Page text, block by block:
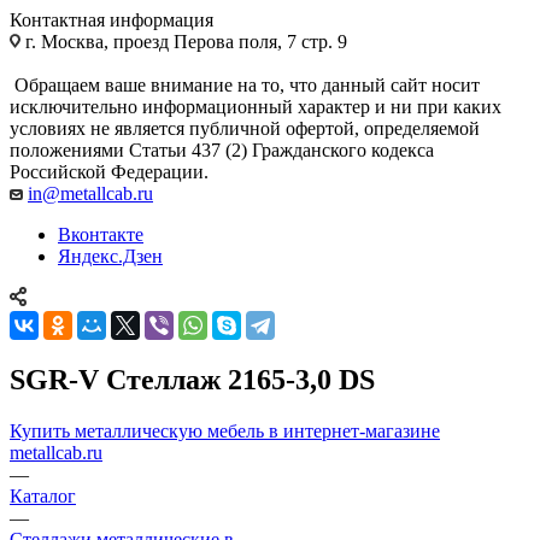
Контактная информация
г. Москва, проезд Перова поля, 7 стр. 9
Обращаем ваше внимание на то, что данный сайт носит
исключительно информационный характер и ни при каких
условиях не является публичной офертой, определяемой
положениями Статьи 437 (2) Гражданского кодекса
Российской Федерации.
in@metallcab.ru
Вконтакте
Яндекс.Дзен
SGR-V Стеллаж 2165-3,0 DS
Купить металлическую мебель в интернет-магазине
metallcab.ru
—
Каталог
—